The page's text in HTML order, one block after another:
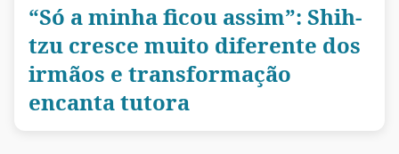
“Só a minha ficou assim”: Shih-
tzu cresce muito diferente dos
irmãos e transformação
encanta tutora